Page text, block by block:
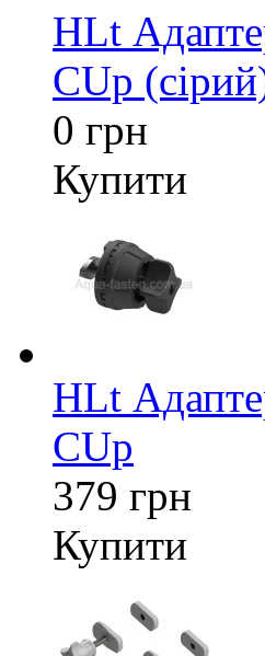
HLt
CUp
0 грн
Купити
HLt
CUp
379 грн
Купити